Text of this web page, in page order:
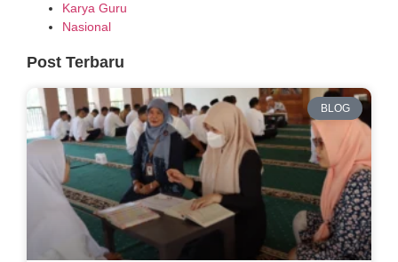
Karya Guru
Nasional
Post Terbaru
BLOG